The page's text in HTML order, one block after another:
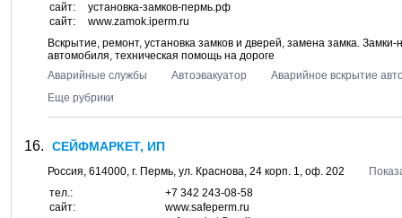
сайт:
установка-замков-пермь.рф
сайт:
www.zamok.iperm.ru
Вскрытие, ремонт, установка замков и дверей, замена замка.
автомобиля, техническая помощь на дороге
Аварийные службы
Автоэвакуатор
Аварийное вскрытие
Еще рубрики
СЕЙФМАРКЕТ, ИП
Россия, 614000, г. Пермь, ул. Краснова, 24 корп. 1, оф. 202
тел.:
+7 342 243-08-58
сайт:
www.safeperm.ru